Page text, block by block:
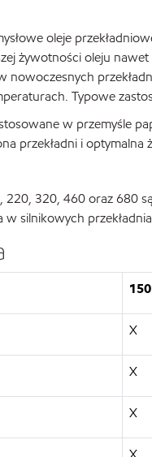
oleje
żywotności oleju
Typowe
w przemyśle
przekładni i optymalna
320, 460 oraz 680
silnikowych
150
X
X
X